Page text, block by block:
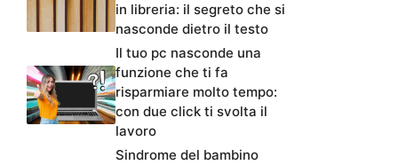
in libreria: il segreto che si
nasconde dietro il testo
Il tuo pc nasconde una
funzione che ti fa
risparmiare molto tempo:
con due click ti svolta il
lavoro
Sindrome del bambino